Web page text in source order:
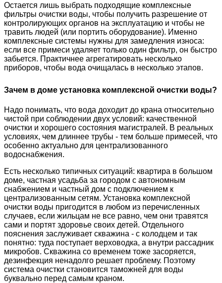
Остается лишь выбрать подходящие комплексные
фильтры очистки воды, чтобы получить разрешение от
контролирующих органов на эксплуатацию и чтобы не
травить людей (или портить оборудование). Именно
комплексные системы нужны для замедления износа:
если все примеси удаляет только один фильтр, он быстро
забьется. Практичнее агрегатировать несколько
приборов, чтобы вода очищалась в несколько этапов.
Зачем в доме установка комплексной очистки воды?
Надо понимать, что вода доходит до крана относительно
чистой при соблюдении двух условий: качественной
очистки и хорошего состояния магистралей. В реальных
условиях, чем длиннее трубы - тем больше примесей, что
особенно актуально для централизованного
водоснабжения.
Есть несколько типичных ситуаций: квартира в большом
доме, частная усадьба за городом с автономным
снабжением и частный дом с подключением к
централизованным сетям. Установка комплексной
очистки воды пригодится в любом из перечисленных
случаев, если жильцам не все равно, чем они травятся
сами и портят здоровье своих детей. Отдельного
пояснения заслуживает скважина - с колодцем и так
понятно: туда поступает верховодка, а внутри рассадник
микробов. Скважина со временем тоже засоряется,
дезинфекция ненадолго решает проблему. Поэтому
система очистки становится таможней для воды
буквально перед самым краном.